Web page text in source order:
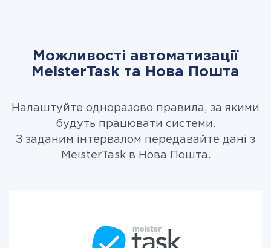
Можливості автоматизації
MeisterTask та Нова Пошта
Налаштуйте одноразово правила, за якими
будуть працювати системи.
З заданим інтервалом передавайте дані з
MeisterTask в Нова Пошта.